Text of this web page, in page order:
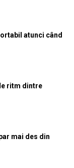
atunci când
ritm dintre
mai des din